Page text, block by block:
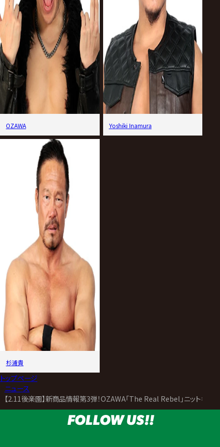
OZAWA Yoshiki Inamura
杉浦貴
トップページ
ニュース
【2.11後楽園】新商品情報第3弾！OZAWA「The Real Rebel」ニットキ
FOLLOW US!!